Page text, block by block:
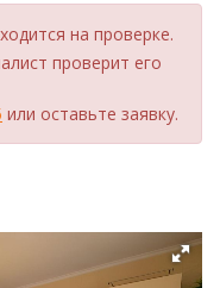
на проверке.
проверит его
или оставьте заявку.